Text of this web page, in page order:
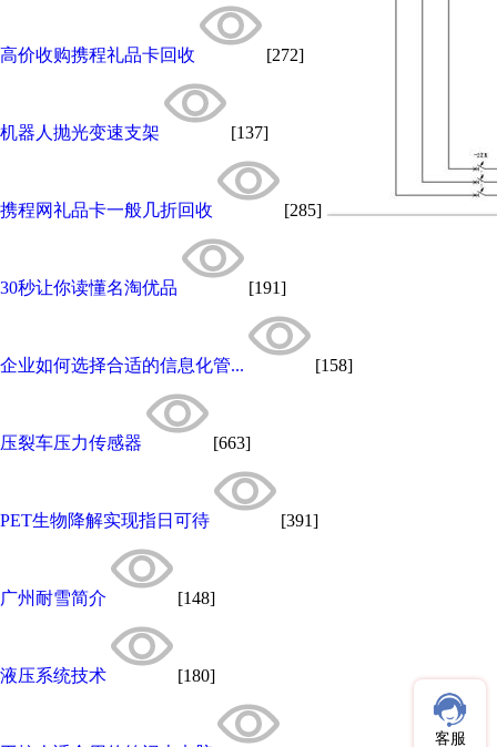
高价收购携程礼品卡回收 [272]
机器人抛光变速支架 [137]
携程网礼品卡一般几折回收 [285]
30秒让你读懂名淘优品 [191]
企业如何选择合适的信息化管... [158]
压裂车压力传感器 [663]
PET生物降解实现指日可待 [391]
广州耐雪简介 [148]
液压系统技术 [180]
客服